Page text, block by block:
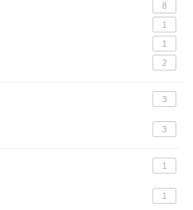
8
1
1
2
3
3
1
1